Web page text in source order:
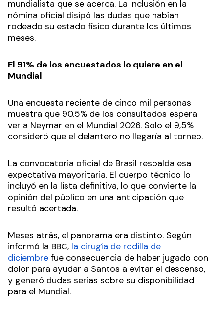
mundialista que se acerca. La inclusión en la
nómina oficial disipó las dudas que habían
rodeado su estado físico durante los últimos
meses.
El 91% de los encuestados lo quiere en el
Mundial
Una encuesta reciente de cinco mil personas
muestra que 90.5% de los consultados espera
ver a Neymar en el Mundial 2026. Solo el 9,5%
consideró que el delantero no llegaría al torneo.
La convocatoria oficial de Brasil respalda esa
expectativa mayoritaria. El cuerpo técnico lo
incluyó en la lista definitiva, lo que convierte la
opinión del público en una anticipación que
resultó acertada.
Meses atrás, el panorama era distinto. Según
informó la BBC, la cirugía de rodilla de
diciembre fue consecuencia de haber jugado con
dolor para ayudar a Santos a evitar el descenso,
y generó dudas serias sobre su disponibilidad
para el Mundial.